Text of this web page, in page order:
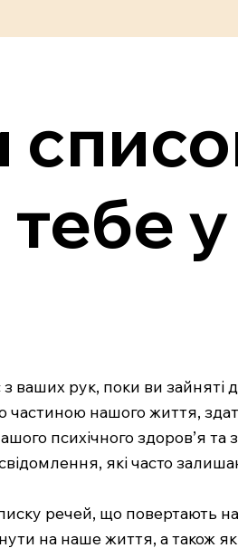
у
ваших рук, поки ви
нашого життя,
психічного здоров’я та
які часто
речей, що повертають
на наше життя, а також